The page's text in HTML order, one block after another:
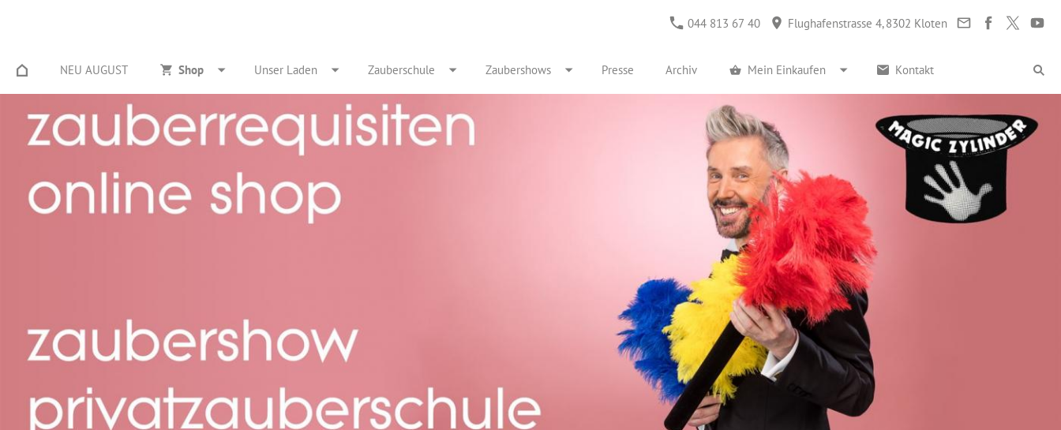
044 813 67 40 Flughafenstrasse 4, 8302 Kloten
NEU AUGUST Shop Unser Laden Zauberschule Zaubershows Presse Archiv Mein Einkaufen Kontakt